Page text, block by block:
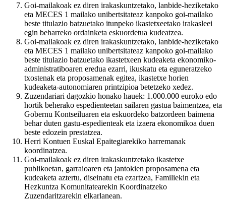
Goi-mailakoak ez diren irakaskuntzetako, lanbide-heziketako
eta MECES 1 mailako unibertsitateaz kanpoko goi-mailako
beste titulazio batzuetako itunpeko ikastetxeetako irakasleei
egin beharreko ordainketa eskuordetua kudeatzea.
Goi-mailakoak ez diren irakaskuntzetako, lanbide-heziketako
eta MECES 1 mailako unibertsitateaz kanpoko goi-mailako
beste titulazio batzuetako ikastetxeen kudeaketa ekonomiko-
administratiboaren eredua ezarri, ikuskatu eta eguneratzeko
txostenak eta proposamenak egitea, ikastetxe horien
kudeaketa-autonomiaren printzipioa betetzeko xedez.
Zuzendariari dagozkio honako hauek: 1.000.000 euroko edo
hortik beherako espedienteetan sailaren gastua baimentzea, eta
Gobernu Kontseiluaren eta eskuordeko batzordeen baimena
behar duten gastu-espedienteak eta izaera ekonomikoa duen
beste edozein prestatzea.
Herri Kontuen Euskal Epaitegiarekiko harremanak
koordinatzea.
Goi-mailakoak ez diren irakaskuntzetako ikastetxe
publikoetan, garraioaren eta jantokien proposamena eta
kudeaketa aztertu, diseinatu eta ezartzea, Familiekin eta
Hezkuntza Komunitatearekin Koordinatzeko
Zuzendaritzarekin elkarlanean.